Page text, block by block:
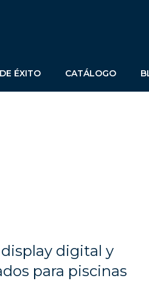
ÉXITO CATÁLOGO
digital y
para piscinas